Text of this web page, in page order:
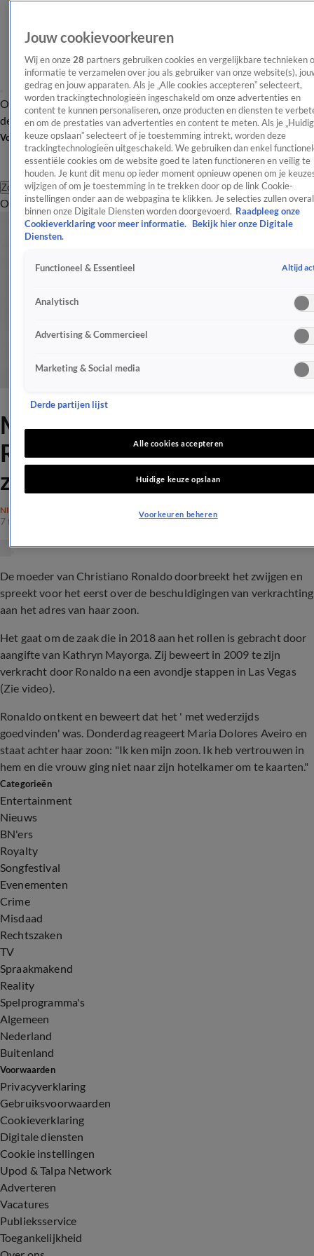
OverzichtAfleveringen Entertainment TV Algemeen
Tip
de redactieNieuwsbrief
Volg Shownieuws
Zoeken
OverzichtEntertainmentSpraakmakendRealityCrimeVideo's
Moeder van Christiano
Ronaldo doorbreekt het
zwijgen
NIEUWS
7 feb 2019, 21:06
De moeder van Christiano Ronaldo doorbreekt het zwijgen en
spreekt voor het eerst over de beschuldigingen van verkrachting
aan het adres van haar zoon.
Het gaat om de zaak die in 2018 aan het rollen is gebracht door
aangifte van Kathryn Mayorga. Zij beweert in 2009 te zijn
verkracht door Ronaldo na een avondje stappen in Las Vegas
(Zie video).
Ronaldo ontkent en beweert dat het ' met wederzijds
goedvinden' was. Donderdag reageert Maria Dolores Aveiro en
staat achter haar zoon: "Ik ken mijn zoon. Ik heb vertrouwen in
hem en die vrouw ging niet naar zijn hotelkamer om te kaarten."
Categorieën
Entertainment
Nieuws
BN'ers
Royalty
Songfestival
Evenementen
Crime
Misdaad
Rechtszaken
TV
Spraakmakend
Reality
Spelprogramma's
Algemeen
Nederland
Buitenland
Voorwaarden
Privacyverklaring
Gebruiksvoorwaarden
Cookieverklaring
Digitale diensten
Cookie instellingen
Upod & Talpa Network
Adverteren
Vacatures
Publieksservice
Toegankelijkheid
Jouw cookievoorkeuren
Wij en onze 28 partners gebruiken cookies en vergelijkbare technieken
informatie te verzamelen over jou als gebruiker van onze website(s),
gedrag en jouw apparaten. Als je „Alle cookies accepteren” selecteert,
worden trackingtechnologieën ingeschakeld om onze advertenties en
content te kunnen personaliseren, onze producten en diensten te
en om de prestaties van advertenties en content te meten. Als je
keuze opslaan” selecteert of je toestemming intrekt, worden deze
trackingtechnologieën uitgeschakeld. We gebruiken dan enkel
essentiële cookies om de website goed te laten functioneren en veilig te
houden. Je kunt dit menu op ieder moment opnieuw openen om je
wijzigen of om je toestemming in te trekken door op de link Cookie-
instellingen onder aan de webpagina te klikken. Je selecties zullen overal
binnen onze Digitale Diensten worden doorgevoerd. Raadpleeg onze
Cookieverklaring voor meer informatie.
Bekijk hier onze Digitale
Diensten.
Functioneel & Essentieel Altijd
Analytisch
Advertising & Commercieel
Marketing & Social media
Derde partijen lijst
Alle cookies accepteren
Huidige keuze opslaan
Voorkeuren beheren